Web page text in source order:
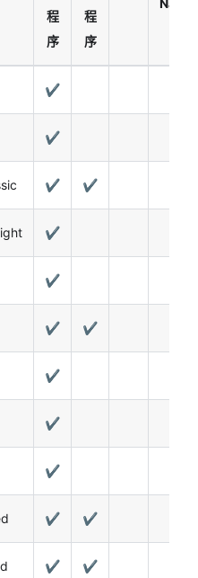
程
序
程
序
✔️
✔️
✔️ ✔️
✔️
✔️
✔️ ✔️
✔️
✔️
✔️
✔️ ✔️
✔️ ✔️